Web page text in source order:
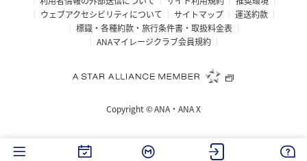
ウェブアクセシビリティについて
サイトマップ
運送約款
標識・各種約款・旅行条件書・取扱料金表
ANAマイレージクラブ会員規約
Copyright ©ANA・ANA X